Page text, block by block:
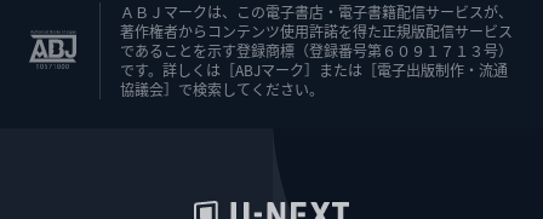
ＡＢＪマークは、この電子書店・電子書籍配信サービスが、
著作権者からコンテンツ使用許諾を得た正規版配信サービス
であることを示す登録商標（登録番号第６０９１７１３号）
です。詳しくは［ABJマーク］または［電子出版制作・流通
協議会］で検索してください。